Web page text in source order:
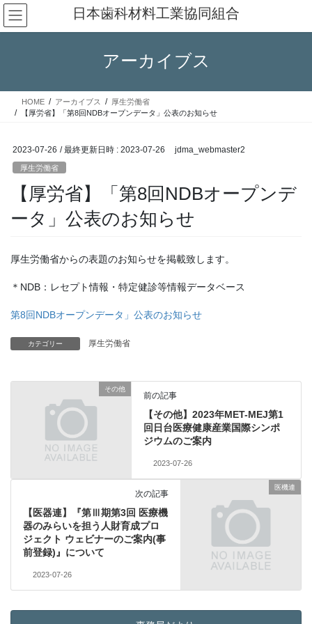
コ
ン
テ
ス
ナ
ビ
ゲ
ン
日本歯科材料工業協同組合
アーカイブス
HOME アーカイブス
厚生労働省
【厚労省】「第8回NDBオープンデータ」公表のお知らせ
2023-07-26 / 最終更新日時 : 2023-07-26 jdma_webmaster2
厚生労働省
【厚労省】「第8回NDBオープンデ
ータ」公表のお知らせ
厚生労働省からの表題のお知らせを掲載致します。
＊NDB：レセプト情報・特定健診等情報データベース
第8回NDBオープンデータ」公表のお知らせ
カテゴリー 厚生労働省
その他
前の記事
【その他】2023年MET-MEJ第1
回日台医療健康産業国際シンポ
ジウムのご案内
2023-07-26
医機連
次の記事
【医器連】『第Ⅲ期第3回 医療機
器のみらいを担う人財育成プロ
ジェクト ウェビナーのご案内(事
前登録)』について
2023-07-26